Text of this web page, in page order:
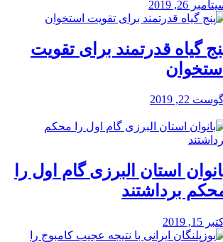
26, 2019
گیاه قدرتمند برای تقویت
استخوان
22, 2019
استان البرزی گام اول را
برداشتند
15, 2019